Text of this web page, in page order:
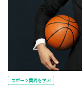
スポーツ業界を学ぶ